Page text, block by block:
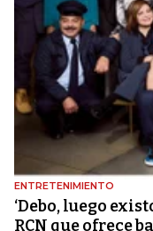
ENTRETENIMIENTO
‘Debo, luego
RCN que ofrece